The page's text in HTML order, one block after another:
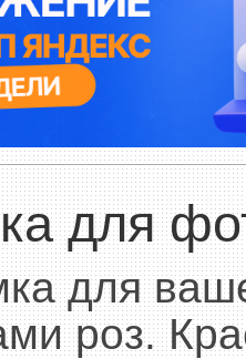
для
для
роз.